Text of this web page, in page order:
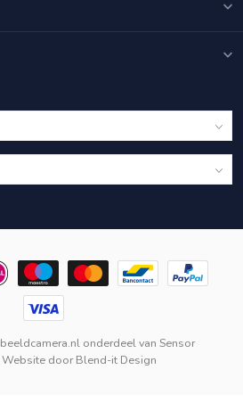
onderdeel van Sensor
Website doorBlend-it Design